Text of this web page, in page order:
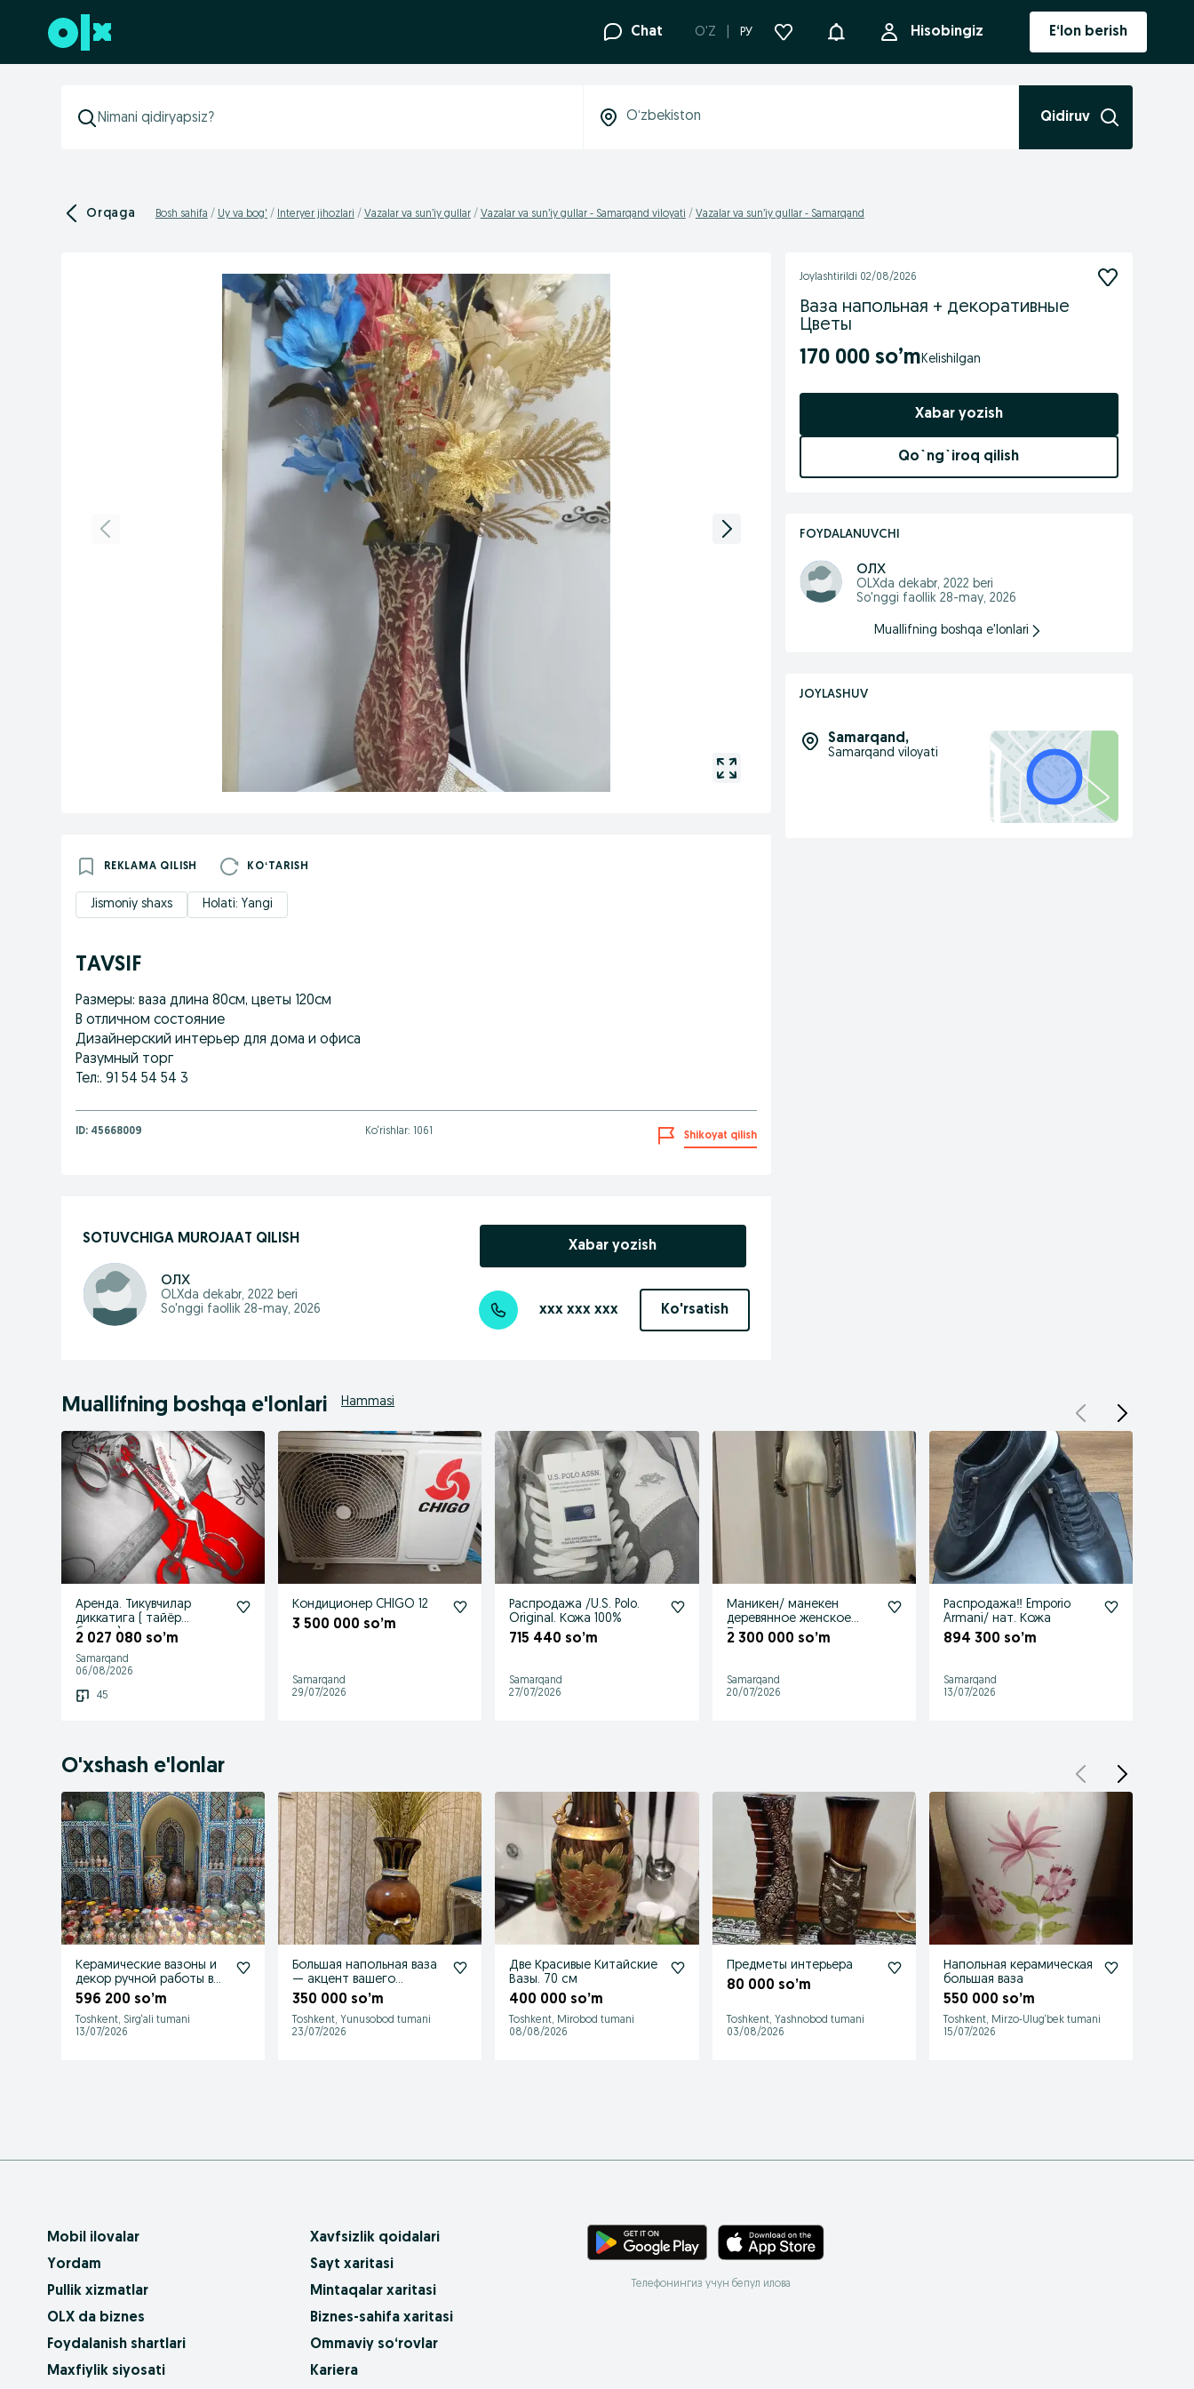
Futerga oʻtish Chat O'Z РУ Bildirishnoma Hisobingiz E‘lon berish
Qidiruv
Orqaga Bosh sahifa Uy va bog' Interyer jihozlari Vazalar va sun’iy gullar Vazalar va sun’iy gullar - Samarqand viloyati Vazalar va sun’iy gullar - Samarqand
REKLAMA QILISH KOʻTARISH
Jismoniy shaxs Holati: Yangi
TAVSIF
Размеры: ваза длина 80см, цветы 120см
В отличном состояние
Дизайнерский интерьер для дома и офиса
Разумный торг
Тел:. 91 54 54 54 3
ID: 45668009 Ko‘rishlar: 1061 Shikoyat qilish
SOTUVCHIGA MUROJAAT QILISH
олх
OLXda dekabr, 2022 beri
So'nggi faollik 28-may, 2026
Xabar yozish
xxx xxx xxx Ko'rsatish
Joylashtirildi 02/08/2026
Ваза напольная + декоративные
Цветы
170 000 so’m
Xabar yozish
Qo`ng`iroq qilish
FOYDALANUVCHI
олх
OLXda dekabr, 2022 beri
So'nggi faollik 28-may, 2026
Muallifning boshqa e'lonlari
JOYLASHUV
Samarqand ,
Samarqand viloyati
Muallifning boshqa e'lonlari Hammasi
Аренда. Тикувчилар
диккатига ( тайёр
бизнес)
2 027 080 so’m
Samarqand
06/08/2026
45
Кондиционер CHIGO 12
3 500 000 so’m
Samarqand
29/07/2026
Распродажа /U.S. Polo.
Original. Кожа 100%
715 440 so’m
Samarqand
27/07/2026
Маникен/ манекен
деревянное женское
Турция
2 300 000 so’m
Samarqand
20/07/2026
Распродажа‼️ Emporio
Armani/ нат. Кожа
894 300 so’m
Samarqand
13/07/2026
O'xshash e'lonlar
Керамические вазоны и
декор ручной работы в
ассортименте и под
596 200 so’m
Toshkent, Sirg‘ali tumani
13/07/2026
Большая напольная ваза
— акцент вашего
интерьера
350 000 so’m
Toshkent, Yunusobod tumani
23/07/2026
Две Красивые Китайские
Вазы. 70 см
400 000 so’m
Toshkent, Mirobod tumani
08/08/2026
Предметы интерьера
80 000 so’m
Toshkent, Yashnobod tumani
03/08/2026
Напольная керамическая
большая ваза
550 000 so’m
Toshkent, Mirzo-Ulug‘bek tumani
15/07/2026
Mobil ilovalar
Yordam
Pullik xizmatlar
OLX da biznes
Foydalanish shartlari
Maxfiylik siyosati
Xavfsizlik qoidalari
Sayt xaritasi
Mintaqalar xaritasi
Biznes-sahifa xaritasi
Ommaviy so‘rovlar
Kariera
Телефонингиз учун бепул илова